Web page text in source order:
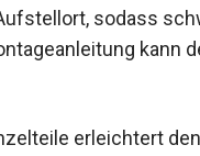
sodass
kann
erleichtert